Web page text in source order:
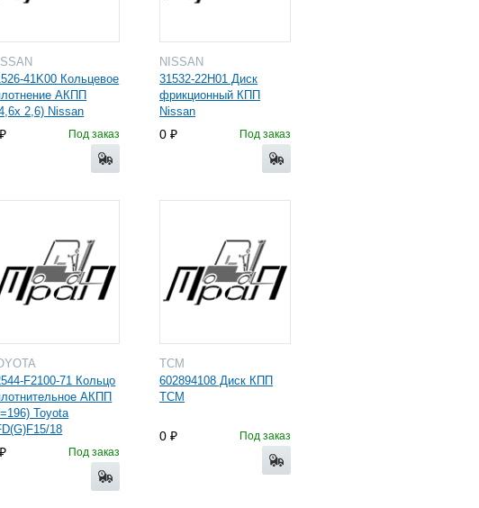
41K00 Кольцевое
АКПП
2,6) Nissan
Под заказ
NISSAN
31532-22H01 Диск
фрикционный КПП
Nissan
0 Под заказ
F2100-71 Кольцо
АКПП
Toyota
18
Под заказ
TCM
602894108 Диск КПП
TCM
0 Под заказ